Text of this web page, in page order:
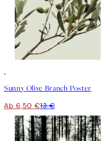
Sunny Olive Branch Poster
Ab 6,50 €13 €